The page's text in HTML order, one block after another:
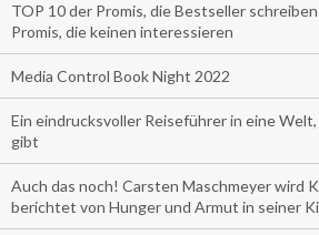
TOP 10 der Promis, die Bestseller
Promis, die keinen interessieren
Media Control Book Night 2022
Ein eindrucksvoller Reiseführer in eine
gibt
Auch das noch! Carsten Maschmeyer wird
berichtet von Hunger und Armut in seiner